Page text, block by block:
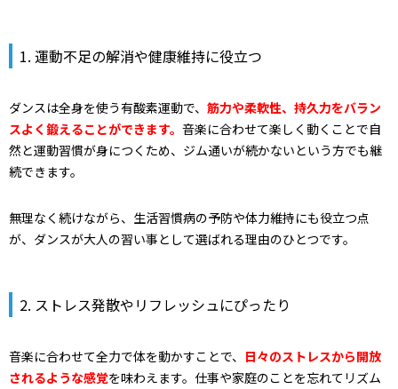
1. 運動不足の解消や健康維持に役立つ
ダンスは全身を使う有酸素運動で、 筋力や柔軟性、持久力をバラン
スよく鍛えることができます。 音楽に合わせて楽しく動くことで自
然と運動習慣が身につくため、ジム通いが続かないという方でも継
続できます。
無理なく続けながら、生活習慣病の予防や体力維持にも役立つ点
が、ダンスが大人の習い事として選ばれる理由のひとつです。
2. ストレス発散やリフレッシュにぴったり
音楽に合わせて全力で体を動かすことで、 日々のストレスから開放
されるような感覚を味わえます。仕事や家庭のことを忘れてリズム